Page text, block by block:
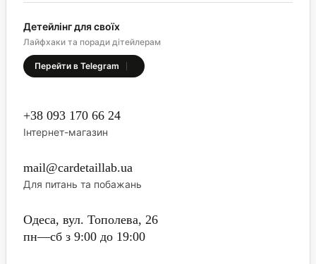
+38 093 170 66 24
Інтернет-магазин
mail@cardetaillab.ua
Для питань та побажань
Одеса, вул. Тополева, 26
пн—сб з 9:00 до 19:00
Детейлінг для своїх
Лайфхаки та поради дітейлерам
Перейти в Telegram